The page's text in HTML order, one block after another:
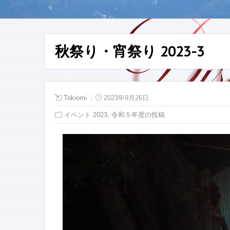
秋祭り・宵祭り 2023-3
Tokiomi 2023年9月26日
イベント 2023 令和５年度の投稿